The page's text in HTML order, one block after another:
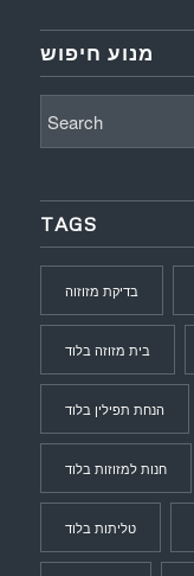
מנוע חיפוש
TAGS
בדיקת מזוזוה
בית מזוזה בלוד
הנחת תפילין בלוד
חנות למזוזות בלוד
טליתות בלוד